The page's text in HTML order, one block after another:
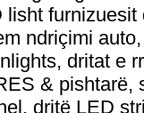
lisht
ndriçimi
dritat e
& pishtarë,
dritë LED